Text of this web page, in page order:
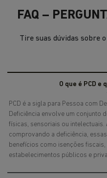
FAQ –
Tire suas dúvidas sobre o
O que é PCD e
PCD é a sigla para Pessoa com
Deficiência envolve um conjunto
físicas, sensoriais ou
comprovando a deficiência,
benefícios como isenções
estabelecimentos públicos e